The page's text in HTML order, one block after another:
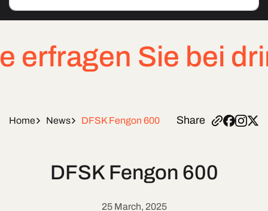
Sie bei
Home News DFSK Fengon 600 Share
DFSK Fengon 600
25 March, 2025